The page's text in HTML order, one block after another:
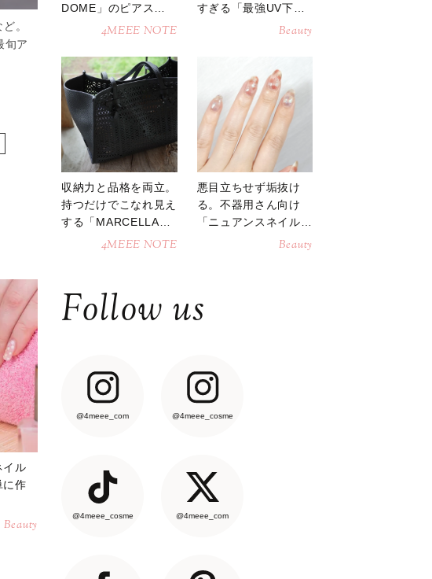
。
旬ア
イル
に作
Beauty
DOME」のピアスが
4MEEE NOTE
すぎる「最強UV下
Beauty
収納力と品格を両立。
持つだけでこなれ見え
する「MARCELLAト
ートバッグ」4MEEE NOTE
悪目立ちせず垢抜け
る。不器用さん向け
「ニュアンスネイル」
Beauty
Follow us
@4meee_com @4meee_cosme
@4meee_cosme @4meee_com